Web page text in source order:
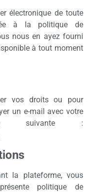
électronique de toute
à la politique de
nous en ayez fourni
à tout moment
vos droits ou pour
un e-mail avec votre
suivante :
la plateforme, vous
politique de